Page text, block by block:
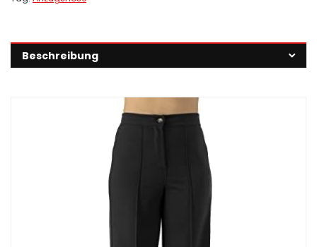
Beschreibung